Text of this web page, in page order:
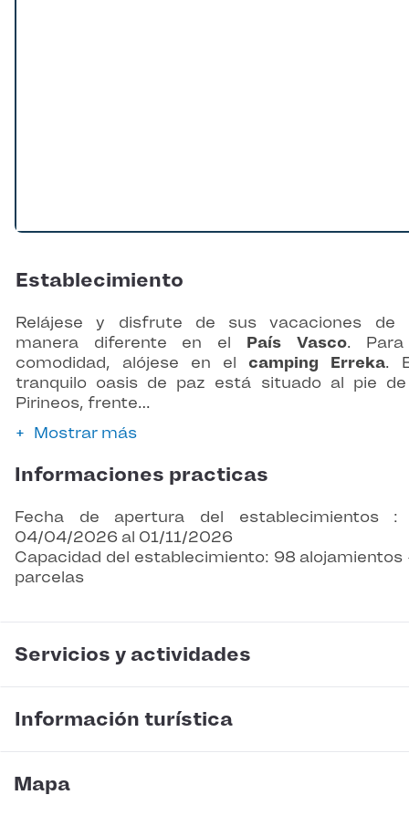
Establecimiento
Relájese y disfrute de sus vacaciones de
manera diferente en el País Vasco.
comodidad, alójese en el camping Erreka.
tranquilo oasis de paz está situado al pie
Pirineos, frente…
Mostrar más
Informaciones practicas
Fecha de apertura del establecimientos :
04/04/2026 al 01/11/2026
Capacidad del establecimiento: 98 alojamientos
parcelas
Servicios y actividades
Información turística
Mapa